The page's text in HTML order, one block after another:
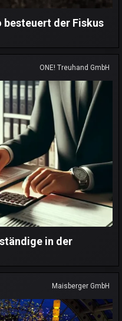
besteuert der Fiskus
ONE! Treuhand GmbH
in der
Maisberger GmbH